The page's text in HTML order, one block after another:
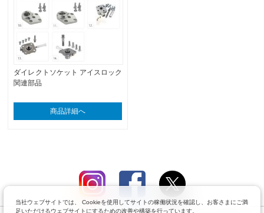
ダイレクトソケット アイスロック
関連部品
商品詳細へ
当社ウェブサイトでは、 Cookieを使用してサイトの稼働状況を確認し、お客さまにご満
足いただけるウェブサイトにするための改善や構築を行っています。